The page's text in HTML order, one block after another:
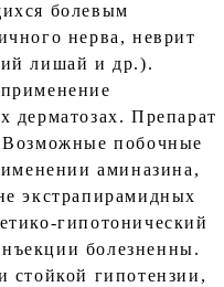
болевым
нерва, неврит
лишай и др.).
дерматозах. Препарат
побочные
аминазина,
экстрапирамидных
гипотонический
болезненны.
стойкой гипотензии,